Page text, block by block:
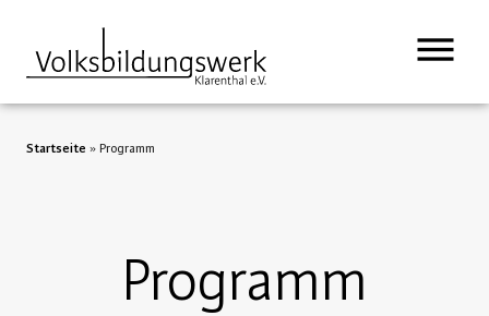
Startseite » Programm
Programm